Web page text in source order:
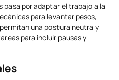
pasa por adaptar el trabajo a la
para levantar pesos,
una postura neutra y
para incluir pausas y